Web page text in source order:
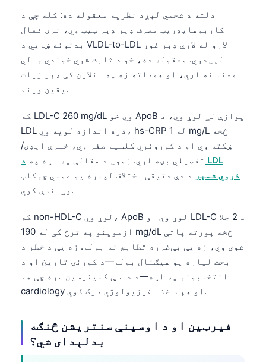
دلته د شحمي لېږد نظریه معقوله ده: کله چې د
کاربوهایډریټ مصرف ډېر ډېر ټیټ وي، نری فعال
بدنونه ښايي د VLDL-to-LDL لارو له لارې ډېر غوړ
لېږدوي. معقوله ده، خو د ثابت شوي خوندي والي
معنا نه لري، او همدلته زه په انلاین کې ډېر زیات
یقین وینم.
که LDL-C 260 mg/dL وي خو ApoB یوازې لږ لوړ وي، د
LDL ذره اندازه لویه وي، hs-CRP له 1 mg/L څخه
ښکته وي او د کورونري کلسیم صفر وي، خبرې اېډی/
تفصیلي بڼه لري. زموږ د مقالې په اړه په د LDL
ذروي شمېر د دې دقیقې اختلاف لپاره یو عملي چوکاټ
وړاندې کوي.
که non-HDL-C لوړ وي، ApoB لوړ وي او LDL-C د 2 جلا
ازموینو په ترڅ کې له 190 mg/dL څخه پورته پاتې
شوی وي، زه یې بې‌ضرره تطابق نه بولم. زه یې د خطر د
بحث لپاره یو سیګنال بولم—د کورنۍ تاریخ او د
انتخابونو په اړه—د داسې کلینیسین سره چې هم
cardiology او هم د غذا فیزیولوژي درک کوي.
فیرټین او د اوسپنې سنتریشن څنګه
بدلېدای شي؟